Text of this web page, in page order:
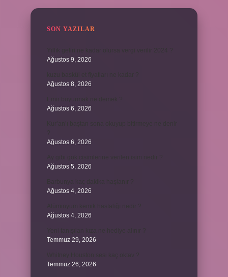
SON YAZILAR
Ağustos 9, 2026
Ağustos 8, 2026
Ağustos 6, 2026
Ağustos 6, 2026
Ağustos 5, 2026
Ağustos 4, 2026
Ağustos 4, 2026
Temmuz 29, 2026
Temmuz 26, 2026